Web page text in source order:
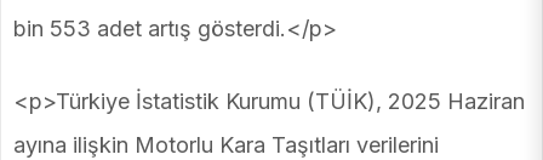
bin 553 adet artış gösterdi.</p>
<p>Türkiye İstatistik Kurumu (TÜİK), 2025 Haziran
ayına ilişkin Motorlu Kara Taşıtları verilerini